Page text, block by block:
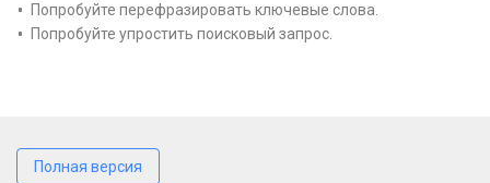
Попробуйте перефразировать ключевые слова.
Попробуйте упростить поисковый запрос.
Полная версия